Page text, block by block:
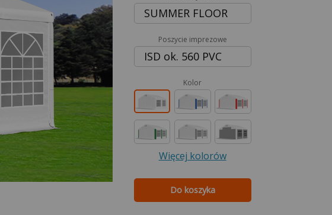
SUMMER FLOOR
Poszycie imprezowe
ISD ok. 560 PVC
Kolor
Więcej kolorów